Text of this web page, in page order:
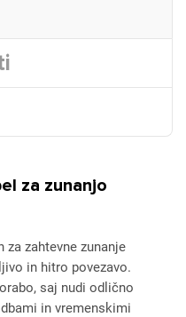
za zunanjo
za zahtevne zunanje
in hitro povezavo.
saj nudi odlično
in vremenskimi